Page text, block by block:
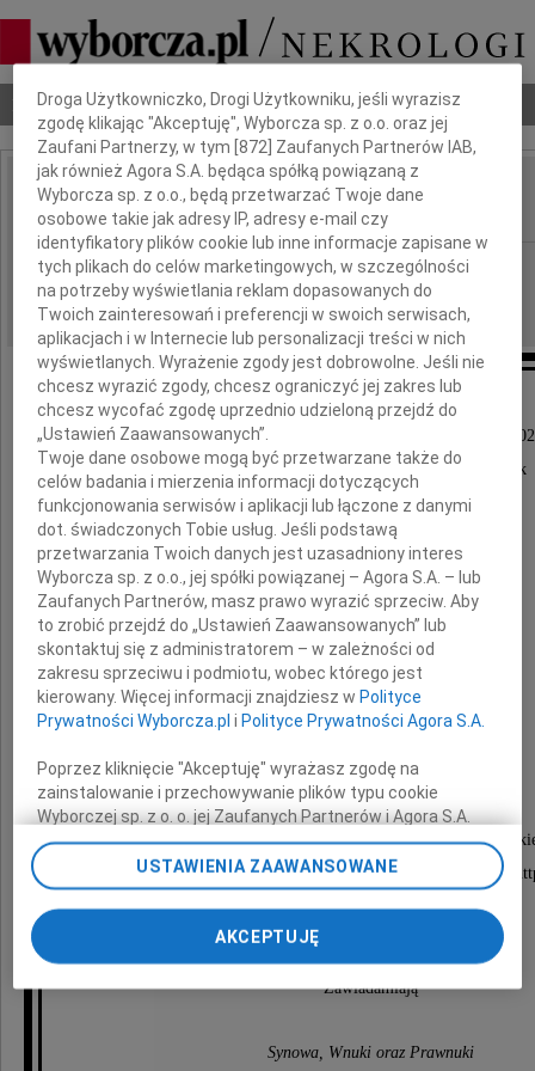
Nekrologi Odeszli Poradnik pogrzebowy
IMIĘ I NAZWISKO: Aurelia Polańska
REGION: Gdańsk
DATA EMISJI: 10.04.2020
Ze smutkiem zawiadamiamy, że w dniu 7 kwietnia
w wieku 89 lat, odeszła na wieczny spoczynek
Kochana Żona, Mama, Babcia, Prababcia
Prof. dr hab.
Aurelia Polańska
W ceremonii pogrzebowej z cmentarza
będzie można uczestniczyć przez videotransmisję pod linkiem:
10 kwietna 2020 roku o godzinie 10.00.
Zawiadamiają
Synowa, Wnuki oraz Prawnuki
Dbamy o Twoją prywatność
Droga Użytkowniczko, Drogi Użytkowniku, jeśli wyrazisz
zgodę klikając "Akceptuję", Wyborcza sp. z o.o. oraz jej
Zaufani Partnerzy, w tym [872 ] Zaufanych Partnerów IAB,
jak również Agora S.A. będąca spółką powiązaną z
Wyborcza sp. z o.o., będą przetwarzać Twoje dane
osobowe takie jak adresy IP, adresy e-mail czy
identyfikatory plików cookie lub inne informacje zapisane w
tych plikach do celów marketingowych, w szczególności
na potrzeby wyświetlania reklam dopasowanych do
Twoich zainteresowań i preferencji w swoich serwisach,
aplikacjach i w Internecie lub personalizacji treści w nich
wyświetlanych. Wyrażenie zgody jest dobrowolne. Jeśli nie
chcesz wyrazić zgody, chcesz ograniczyć jej zakres lub
chcesz wycofać zgodę uprzednio udzieloną przejdź do
„Ustawień Zaawansowanych”.
Twoje dane osobowe mogą być przetwarzane także do
celów badania i mierzenia informacji dotyczących
funkcjonowania serwisów i aplikacji lub łączone z danymi
dot. świadczonych Tobie usług. Jeśli podstawą
przetwarzania Twoich danych jest uzasadniony interes
Wyborcza sp. z o.o., jej spółki powiązanej – Agora S.A. – lub
Zaufanych Partnerów, masz prawo wyrazić sprzeciw. Aby
to zrobić przejdź do „Ustawień Zaawansowanych” lub
skontaktuj się z administratorem – w zależności od
zakresu sprzeciwu i podmiotu, wobec którego jest
kierowany. Więcej informacji znajdziesz w Polityce
Prywatności Wyborcza.pl i Polityce Prywatności Agora S.A.
Poprzez kliknięcie "Akceptuję" wyrażasz zgodę na
zainstalowanie i przechowywanie plików typu cookie
Wyborczej sp. z o. o. jej Zaufanych Partnerów i Agora S.A.
na Twoim urządzeniu końcowym. Możesz też w każdej
chwili zmienić swoje preferencje dot. plików cookie,
ponownie wywołując narzędzie do zarządzania Twoimi
preferencjami dot. przetwarzania danych poprzez
odnośnik „Ustawienia prywatności” w stopce serwisu i
przechodząc do sekcji „Ustawienia zaawansowane”.
Zmiana ustawień plików cookie możliwa jest także za
My, nasi Zaufani Partnerzy i Agora S.A. możemy
USTAWIENIA ZAAWANSOWANE
AKCEPTUJĘ